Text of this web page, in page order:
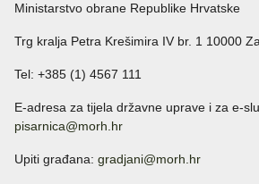
Ministarstvo obrane Republike Hrvatske
Trg kralja Petra Krešimira IV br. 1 10000
Tel: +385 (1) 4567 111
E-adresa za tijela državne uprave i za e-
pisarnica@morh.hr
Upiti građana: gradjani@morh.hr